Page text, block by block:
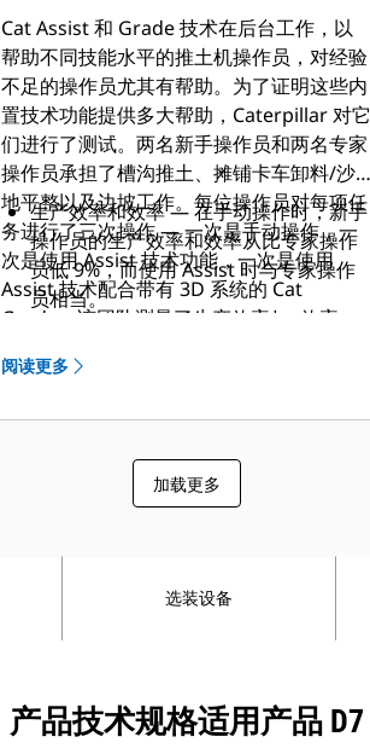
Cat Assist 和 Grade 技术在后台工作，以
帮助不同技能水平的推土机操作员，对经验
不足的操作员尤其有帮助。为了证明这些内
置技术功能提供多大帮助，Caterpillar 对它
们进行了测试。两名新手操作员和两名专家
操作员承担了槽沟推土、摊铺卡车卸料/沙
地平整以及边坡工作。每位操作员对每项任
务进行了三次操作 — 一次是手动操作，一
次是使用 Assist 技术功能，一次是使用
Assist 技术配合带有 3D 系统的 Cat
Grade。该团队测量了生产效率*、效率
制。
生产效率和效率 — 在手动操作时，新手
操作员的生产效率和效率从比专家操作
员低 9%，而使用 Assist 时与专家操作
员相当。
阅读更多
加载更多
选装设备
产品技术规格适用产品 D7